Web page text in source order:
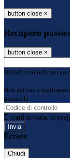
button close ×
Recupero
button close ×
all'indirizzo indicato con
Non hai una e-mail
tramite la
Login Spaggiari
E-mail inviata, si
Errore
Chiudi